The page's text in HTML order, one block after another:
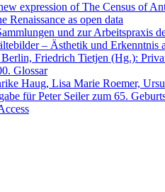
expression of The Census of
as open data
und zur Arbeitspraxis
– Ästhetik und Erkenntnis
Friedrich Tietjen (Hg.):
Glossar
Haug, Lisa Marie Roemer,
für Peter Seiler zum 65.